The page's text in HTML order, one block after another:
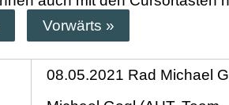
Vorwärts »
08.05.2021 Rad Michael